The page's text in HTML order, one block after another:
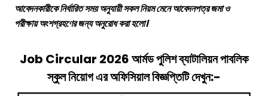
আবেদনকারীকে নির্ধারিত সময় অনুযায়ী সকল নিয়ম মেনে আবেদনপত্র জমা ও
পরীক্ষায় অংশগ্রহণের জন্য অনুরোধ করা হলো।
Job Circular 2026আর্মড পুলিশ ব্যাটালিয়ন পাবলিক
স্কুলনিয়োগএর অফিসিয়াল বিজ্ঞপ্তিটি দেখুন:-